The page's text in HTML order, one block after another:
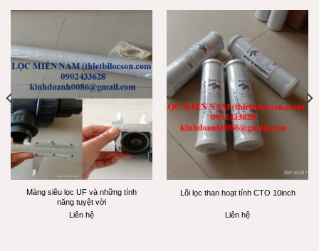
Màng siêu lọc UF và những tính
năng tuyệt vời
Liên hệ
Lõi lọc than hoạt tính CTO 10inch
Liên hệ